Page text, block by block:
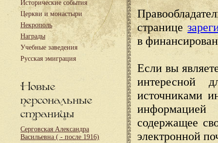
Исторические события
Церкви и монастыри
Некрополь
Награды
Учебные заведения
Русская эмиграция
Новые
персональные
страницы
Серговская Александра
Васильевна ( - после 1916)
странице
в
Если вы
интересной
источниками
содержащее
электронной